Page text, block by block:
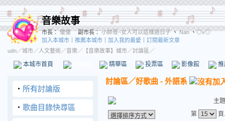
音樂故事
市長： 傻傻 副市長： 小帥哥~女人可以這樣過日子、 Nan、◎v◎
加入本城市
推薦本城市 加入我的最愛
訂閱最新文章
udn／城市／人文藝術／音樂／ 【音樂故事】城市／討論區／
本城市首頁 精華區 投票區 影像館
‧ 所有討論版
‧ 歌曲目錄快尋區
討論區／好歌曲 - 外語系
主題
第